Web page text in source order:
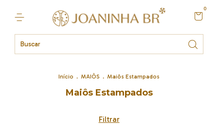
0
Início . MAIÔS . Maiôs Estampados
Maiôs Estampados
Filtrar